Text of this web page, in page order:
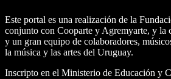
Este portal es una realización de la
conjunto con Cooparte y Agremyarte, y
y un gran equipo de colaboradores,
la música y las artes del Uruguay.
Inscripto en el Ministerio de Educación y